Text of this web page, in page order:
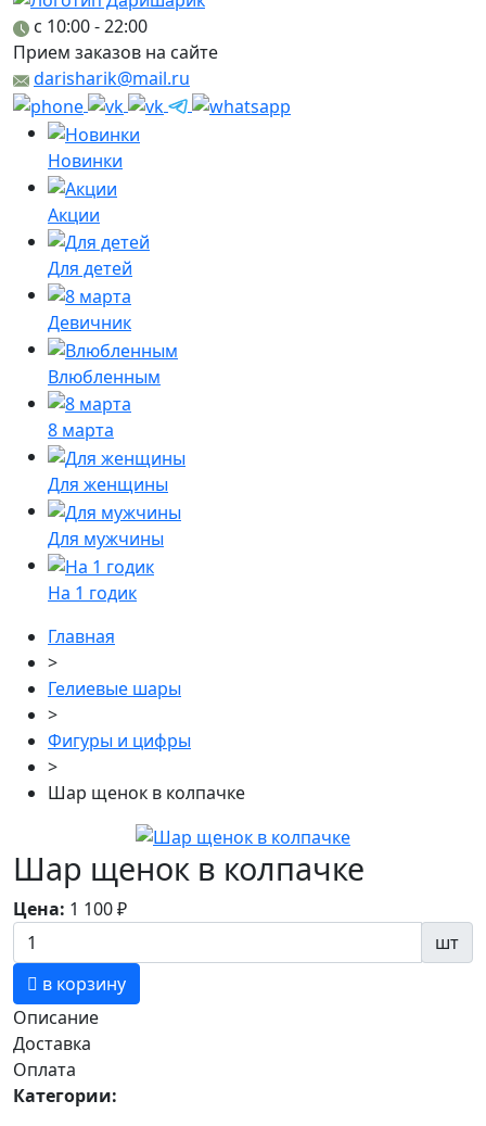
c 10:00 - 22:00
Прием заказов на сайте
darisharik@mail.ru
Новинки
Акции
Для детей
Девичник
Влюбленным
8 марта
Для женщины
Для мужчины
На 1 годик
Главная
>
Гелиевые шары
>
Фигуры и цифры
>
Шар щенок в колпачке
Шар щенок в колпачке
Цена: 1 100₽
шт
в корзину
Описание
Доставка
Оплата
Категории: